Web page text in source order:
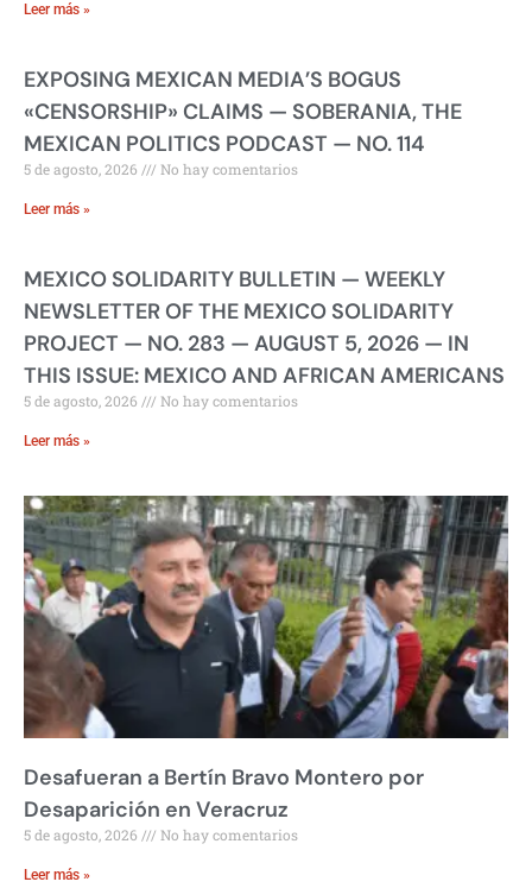
Leer más »
EXPOSING MEXICAN MEDIA’S BOGUS
«CENSORSHIP» CLAIMS — SOBERANIA, THE
MEXICAN POLITICS PODCAST — NO. 114
5 de agosto, 2026 No hay comentarios
Leer más »
MEXICO SOLIDARITY BULLETIN — WEEKLY
NEWSLETTER OF THE MEXICO SOLIDARITY
PROJECT — NO. 283 — AUGUST 5, 2026 — IN
THIS ISSUE: MEXICO AND AFRICAN AMERICANS
5 de agosto, 2026 No hay comentarios
Leer más »
Desafueran a Bertín Bravo Montero por
Desaparición en Veracruz
5 de agosto, 2026 No hay comentarios
Leer más »